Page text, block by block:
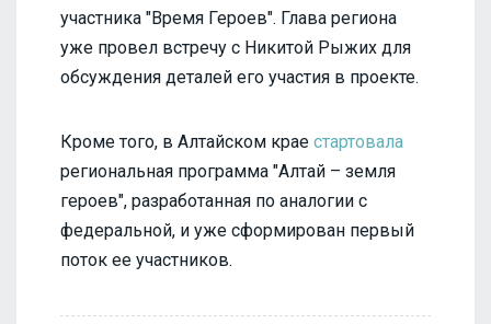
участника "Время Героев". Глава региона
уже провел встречу с Никитой Рыжих для
обсуждения деталей его участия в проекте.
Кроме того, в Алтайском крае стартовала
региональная программа "Алтай – земля
героев", разработанная по аналогии с
федеральной, и уже сформирован первый
поток ее участников.